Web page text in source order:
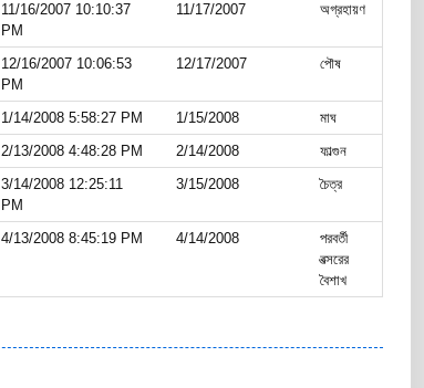
11/16/2007 10:10:37
PM
11/17/2007 অগ্রহায়ণ
12/16/2007 10:06:53
PM
12/17/2007 পৌষ
1/14/2008 5:58:27 PM 1/15/2008
মাঘ
2/13/2008 4:48:28 PM 2/14/2008
ফাল্গুন
3/14/2008 12:25:11
PM
3/15/2008 চৈত্র
4/13/2008 8:45:19 PM 4/14/2008
পরবর্তী
বত্সরের
বৈশাখ